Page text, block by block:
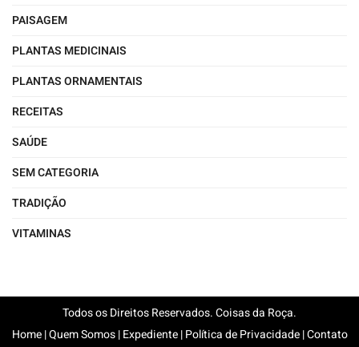
PAISAGEM
PLANTAS MEDICINAIS
PLANTAS ORNAMENTAIS
RECEITAS
SAÚDE
SEM CATEGORIA
TRADIÇÃO
VITAMINAS
Todos os Direitos Reservados. Coisas da Roça.
Home|Quem Somos|Expediente|Política de Privacidade|Contato